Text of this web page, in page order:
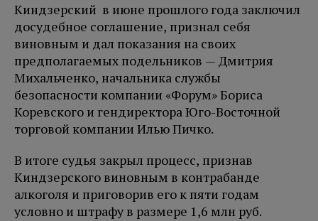
Киндзерский в июне прошлого года заключил
досудебное соглашение, признал себя
виновным и дал показания на своих
предполагаемых подельников — Дмитрия
Михальченко, начальника службы
безопасности компании «Форум» Бориса
Коревского и гендиректора Юго-Восточной
торговой компании Илью Пичко.
В итоге судья закрыл процесс, признав
Киндзерского виновным в контрабанде
алкоголя и приговорив его к пяти годам
условно и штрафу в размере 1,6 млн руб.